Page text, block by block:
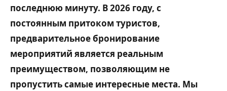
последнюю минуту. В 2026 году, с
постоянным притоком туристов,
предварительное бронирование
мероприятий является реальным
преимуществом, позволяющим не
пропустить самые интересные места. Мы